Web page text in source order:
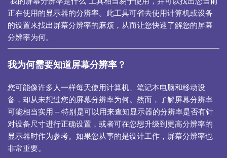
正在使用的显示器的分辨率。此工具可省去使用计算机或设备
的设置来找出屏幕分辨率的麻烦，从而让您快速了解您的屏幕
分辨率为何。
我为何需要知道屏幕分辨率？
您可能像许多人一样每天使用计算机、笔记本电脑和移动设
备，却从未想过您的屏幕分辨率为何。然而，了解屏幕分辨率
可能相当实用 – 特别是可以用来查知显示器的分辨率是否有针
对设备尺寸进行正确设置，或者可在您想升级到更高分辨率的
显示器时作为参考。如果您从事的是设计工作，屏幕分辨率也
非常重要。